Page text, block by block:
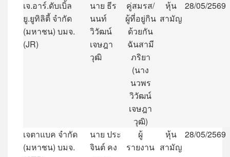
เจ.อาร์.ดับเบิ้ล
ยู.ยูทิลิตี้ จำกัด
(มหาชน) บมจ.
(JR)
นาย ธีร
นนท์
วิวัฒน์
เจษฎา
วุฒิ
คู่สมรส/
ผู้ที่อยู่กิน
ด้วยกัน
ฉันสามี
ภริยา
(นาง
นวพร
วิวัฒน์
เจษฎา
วุฒิ)
หุ้น
สามัญ
28/05/2569
เจตาแบค จำกัด
(มหาชน) บมจ.
นาย ประ
จินต์ คง
ผู้
รายงาน
หุ้น
สามัญ
28/05/2569